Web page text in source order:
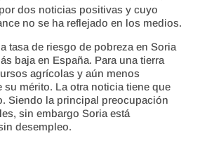
dos noticias positivas y cuyo
no se ha reflejado en los medios.
tasa de riesgo de pobreza en Soria
baja en España. Para una tierra
agrícolas y aún menos
su mérito. La otra noticia tiene que
Siendo la principal preocupación
sin embargo Soria está
desempleo.